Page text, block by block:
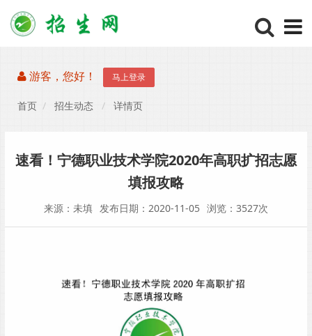
游客，您好！ 马上登录
首页 招生动态 详情页
速看！宁德职业技术学院2020年高职扩招志愿
填报攻略
来源：未填 发布日期：2020-11-05 浏览：3527次